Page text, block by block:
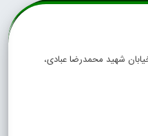
شهید محمدرضا عبادی،